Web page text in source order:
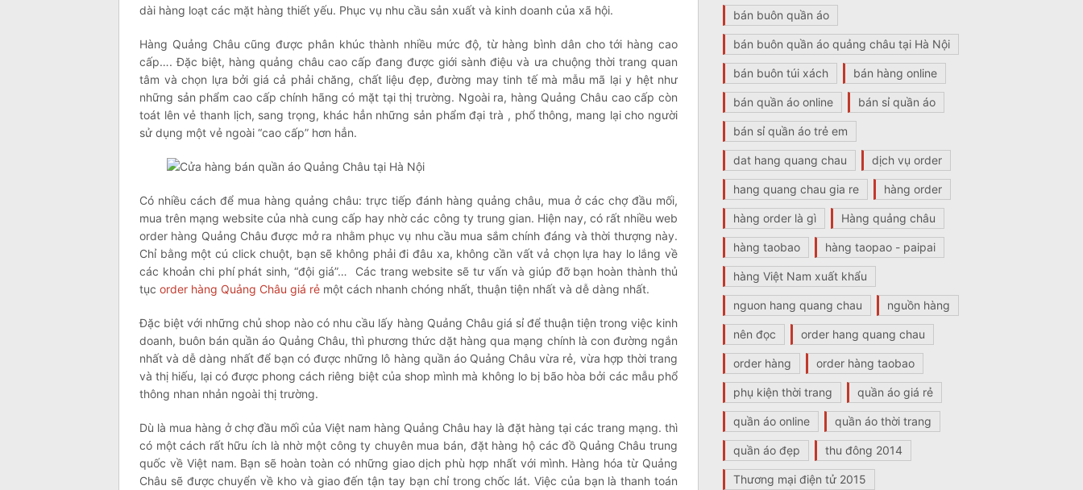
dài hàng loạt các mặt hàng thiết yếu. Phục vụ nhu cầu sản xuất và kinh doanh của xã hội.
Hàng Quảng Châu cũng được phân khúc thành nhiều mức độ, từ hàng bình dân cho tới hàng cao
cấp…. Đặc biệt, hàng quảng châu cao cấp đang được giới sành điệu và ưa chuộng thời trang quan
tâm và chọn lựa bởi giá cả phải chăng, chất liệu đẹp, đường may tinh tế mà mẫu mã lại y hệt như
những sản phẩm cao cấp chính hãng có mặt tại thị trường. Ngoài ra, hàng Quảng Châu cao cấp còn
toát lên vẻ thanh lịch, sang trọng, khác hẳn những sản phẩm đại trà , phổ thông, mang lại cho người
sử dụng một vẻ ngoài “cao cấp” hơn hẳn.
Có nhiều cách để mua hàng quảng châu: trực tiếp đánh hàng quảng châu, mua ở các chợ đầu mối,
mua trên mạng website của nhà cung cấp hay nhờ các công ty trung gian. Hiện nay, có rất nhiều web
order hàng Quảng Châu được mở ra nhằm phục vụ nhu cầu mua sắm chính đáng và thời thượng này.
Chỉ bằng một cú click chuột, bạn sẽ không phải đi đâu xa, không cần vất vả chọn lựa hay lo lắng về
các khoản chi phí phát sinh, “đội giá”… Các trang website sẽ tư vấn và giúp đỡ bạn hoàn thành thủ
tục order hàng Quảng Châu giá rẻ một cách nhanh chóng nhất, thuận tiện nhất và dễ dàng nhất.
Đặc biệt với những chủ shop nào có nhu cầu lấy hàng Quảng Châu giá sỉ để thuận tiện trong việc kinh
doanh, buôn bán quần áo Quảng Châu, thì phương thức dặt hàng qua mạng chính là con đường ngắn
nhất và dễ dàng nhất để bạn có được những lô hàng quần áo Quảng Châu vừa rẻ, vừa hợp thời trang
và thị hiếu, lại có được phong cách riêng biệt của shop mình mà không lo bị bão hòa bởi các mẫu phổ
thông nhan nhản ngoài thị trường.
Dù là mua hàng ở chợ đầu mối của Việt nam hàng Quảng Châu hay là đặt hàng tại các trang mạng. thì
có một cách rất hữu ích là nhờ một công ty chuyên mua bán, đặt hàng hộ các đồ Quảng Châu trung
quốc về Việt nam. Bạn sẽ hoàn toàn có những giao dịch phù hợp nhất với mình. Hàng hóa từ Quảng
Châu sẽ được chuyển về kho và giao đến tận tay bạn chỉ trong chốc lát. Việc của bạn là thanh toán
bán buôn quần áo
bán buôn quần áo quảng châu tại Hà Nội
bán buôn túi xách bán hàng online
bán quần áo online bán sỉ quần áo
bán sỉ quần áo trẻ em
dat hang quang chau dịch vụ order
hang quang chau gia re hàng order
hàng order là gì Hàng quảng châu
hàng taobao hàng taopao - paipai
hàng Việt Nam xuất khẩu
nguon hang quang chau nguồn hàng
nên đọc order hang quang chau
order hàng order hàng taobao
phụ kiện thời trang quần áo giá rẻ
quần áo online quần áo thời trang
quần áo đẹp thu đông 2014
Thương mại điện tử 2015